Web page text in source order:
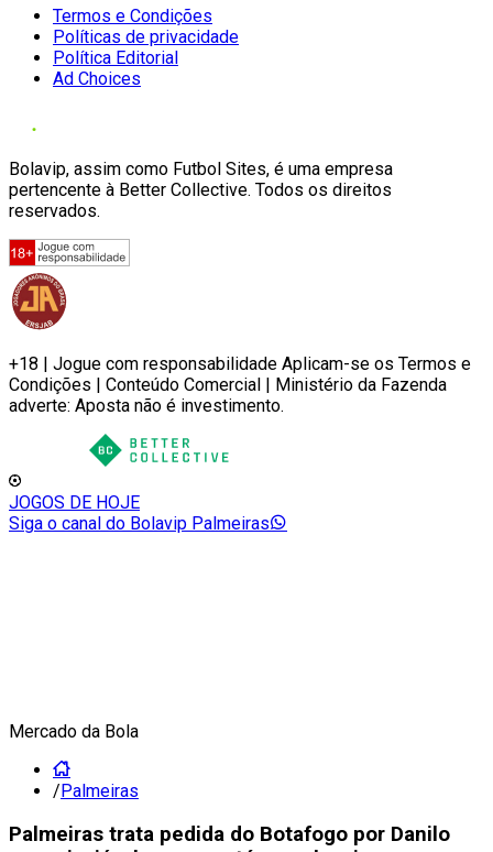
Termos e Condições
Políticas de privacidade
Política Editorial
Ad Choices
Bolavip, assim como Futbol Sites, é uma empresa
pertencente à Better Collective. Todos os direitos
reservados.
+18 | Jogue com responsabilidade Aplicam-se os Termos e
Condições | Conteúdo Comercial | Ministério da Fazenda
adverte: Aposta não é investimento.
JOGOS DE HOJE
Siga o canal do Bolavip Palmeiras
Mercado da Bola
/Palmeiras
Palmeiras trata pedida do Botafogo por Danilo